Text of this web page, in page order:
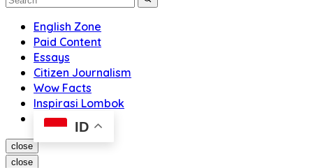
English Zone
Paid Content
Essays
Citizen Journalism
Wow Facts
Inspirasi Lombok
ID
close
close